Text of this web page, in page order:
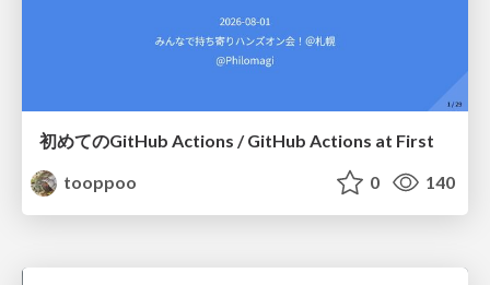
初めてのGitHub Actions / GitHub Actions at First
tooppoo
0 140